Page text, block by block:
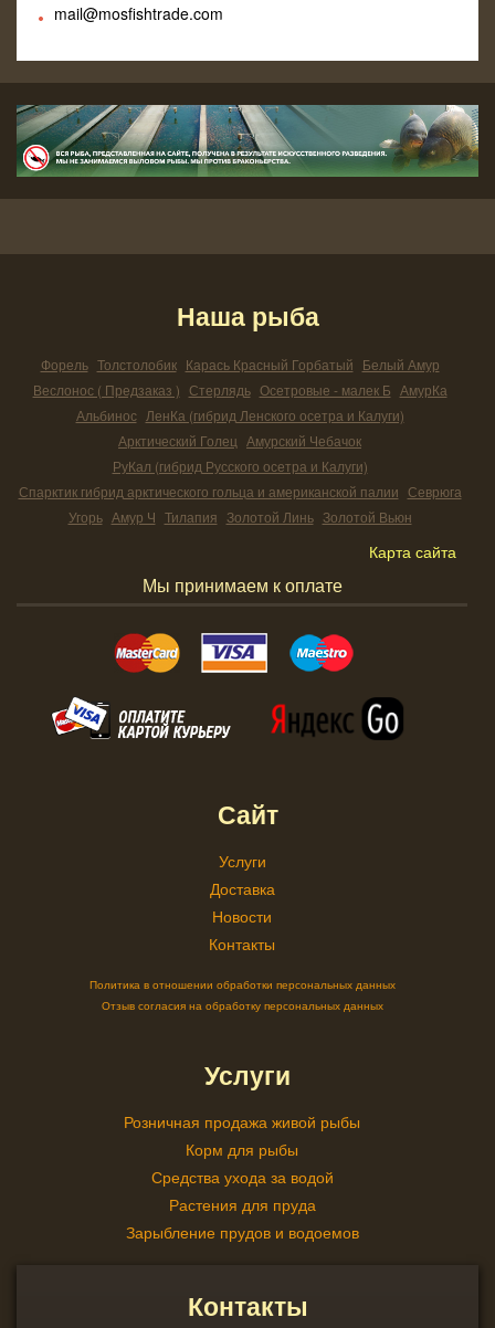
mail@mosfishtrade.com
Наша рыба
Форель Толстолобик Карась Красный Горбатый Белый Амур
Веслонос ( Предзаказ ) Стерлядь Осетровые - малек Б АмурКа
Альбинос ЛенКа (гибрид Ленского осетра и Калуги)
Арктический Голец Амурский Чебачок
РуКал (гибрид Русского осетра и Калуги)
Спарктик гибрид арктического гольца и американской палии Севрюга
Угорь Амур Ч Тилапия Золотой Линь Золотой Вьюн
Карта сайта
Мы принимаем к оплате
Сайт
Услуги
Доставка
Новости
Контакты
Политика в отношении обработки персональных данных
Отзыв согласия на обработку персональных данных
Услуги
Розничная продажа живой рыбы
Корм для рыбы
Средства ухода за водой
Растения для пруда
Зарыбление прудов и водоемов
Контакты